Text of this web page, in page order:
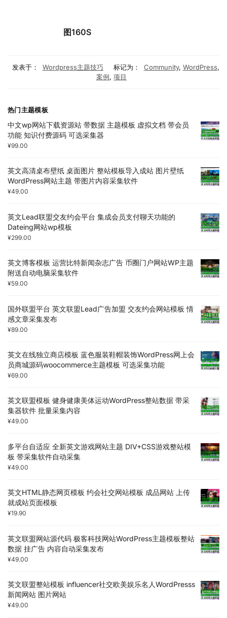
图160S
发表于： Wordpress主题技巧 标记为： Community, WordPress,
案例, 项目
热门主题模板
中文wp网站下载资源站 带数据 主题模板 虚拟文档 带会员
功能 知识付费源码 可选采集器
¥99.00
英文高清桌布壁纸 桌面图片 整站模板导入成站 图片壁纸
WordPress网站主题 带图片内容采集软件
¥49.00
英文Lead联盟交友约会平台 集成会员支付聊天功能的
Dateing网站wp模板
¥299.00
英文博客模板 运营比特新闻杂志广告 币圈门户网站WP主题
附送自动电脑采集软件
¥59.00
国外联盟平台 英文联盟Lead广告加盟 交友约会网站模板 情
感文章采集发布
¥89.00
英文在线独立商店模板 蓝色服装鞋帽装饰WordPress网上会
员商城源码woocommerce主题模板 可选采集功能
¥69.00
英文联盟模板 健身健康美体运动WordPress整站数据 带采
集器软件 批量采集内容
¥49.00
多平台自适应 全新英文游戏网站主题 DIV+CSS游戏整站模
板 带采集软件自动采集
¥49.00
英文HTML静态网页模板 约会社交网站模板 成品网站 上传
就成站页面模板
¥19.90
英文联盟网站源代码 极客科技网站WordPress主题模板整站
数据 挂广告 内容自动采集发布
¥49.00
英文联盟整站模板 influencer社交欧美娱乐名人WordPresss
新闻网站 图片网站
¥49.00